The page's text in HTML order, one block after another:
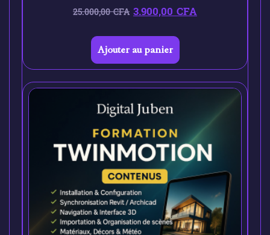
25.000,00CFA 3.900,00CFA
Ajouter au panier